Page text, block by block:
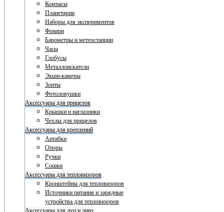
Компасы
Планетарии
Наборы для экспериментов
Фонари
Барометры и метеостанции
Часы
Глобусы
Металлоискатели
Экшн-камеры
Зонты
Фотоловушки
Аксессуары для прицелов
Крышки и наглазники
Чехлы для прицелов
Аксессуары для креплений
Антабки
Опоры
Ручки
Сошки
Аксессуары для тепловизоров
Кронштейны для тепловизоров
Источники питания и зарядные
устройства для тепловизоров
Аксессуары для луп и линз